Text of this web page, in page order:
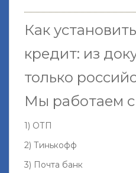
Как
кредит: из
только
Мы работаем
1) ОТП
2) Тинькофф
3) Почта банк